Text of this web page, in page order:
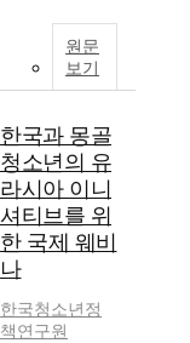
원문
보기
한국과 몽골
청소년의 유
라시아 이니
셔티브를 위
한 국제 웨비
나
한국청소년정
책연구원